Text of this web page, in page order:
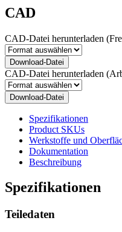
CAD
CAD-Datei herunterladen
Download-Datei
CAD-Datei herunterladen
Download-Datei
Spezifikationen
Product SKUs
Werkstoffe und
Dokumentation
Beschreibung
Spezifikationen
Teiledaten